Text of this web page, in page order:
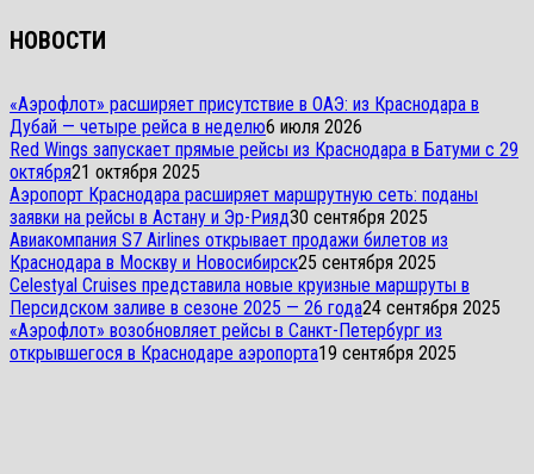
НОВОСТИ
«Аэрофлот» расширяет присутствие в ОАЭ: из Краснодара в
Дубай — четыре рейса в неделю6 июля 2026
Red Wings запускает прямые рейсы из Краснодара в Батуми с 29
октября21 октября 2025
Аэропорт Краснодара расширяет маршрутную сеть: поданы
заявки на рейсы в Астану и Эр-Рияд30 сентября 2025
Авиакомпания S7 Airlines открывает продажи билетов из
Краснодара в Москву и Новосибирск25 сентября 2025
Celestyal Cruises представила новые круизные маршруты в
Персидском заливе в сезоне 2025 — 26 года24 сентября 2025
«Аэрофлот» возобновляет рейсы в Санкт-Петербург из
открывшегося в Краснодаре аэропорта19 сентября 2025